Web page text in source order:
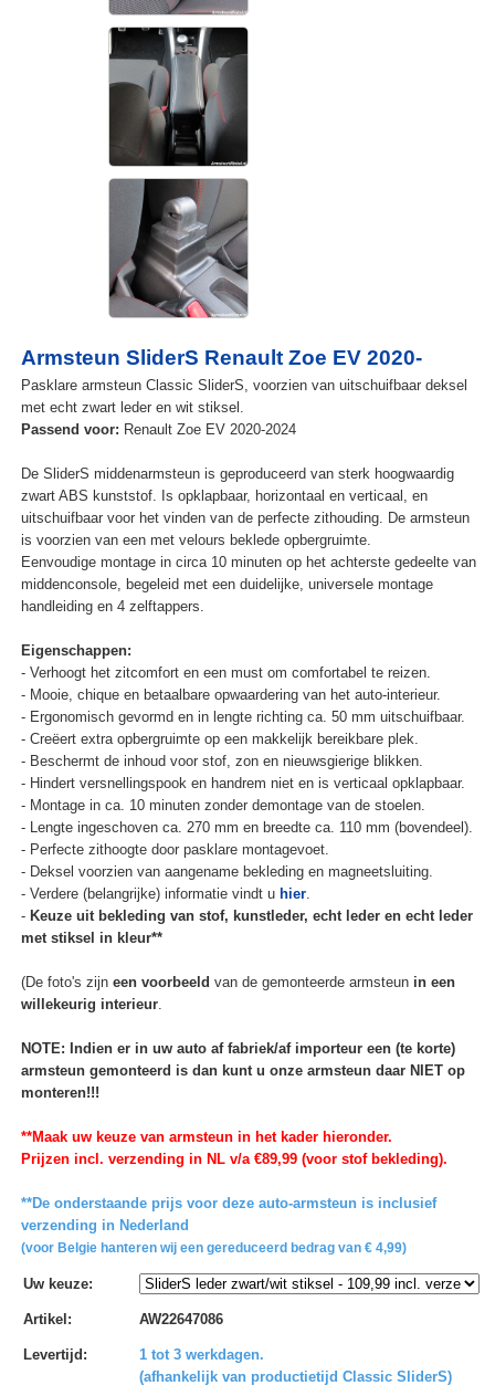
Armsteun SliderS Renault Zoe EV 2020-
Pasklare armsteun Classic SliderS, voorzien van uitschuifbaar deksel
met echt zwart leder en wit stiksel.
Passend voor: Renault Zoe EV 2020-2024
De SliderS middenarmsteun is geproduceerd van sterk hoogwaardig
zwart ABS kunststof. Is opklapbaar, horizontaal en verticaal, en
uitschuifbaar voor het vinden van de perfecte zithouding. De armsteun
is voorzien van een met velours beklede opbergruimte.
Eenvoudige montage in circa 10 minuten op het achterste gedeelte van
middenconsole, begeleid met een duidelijke, universele montage
handleiding en 4 zelftappers.
Eigenschappen:
- Verhoogt het zitcomfort en een must om comfortabel te reizen.
- Mooie, chique en betaalbare opwaardering van het auto-interieur.
- Ergonomisch gevormd en in lengte richting ca. 50 mm uitschuifbaar.
- Creëert extra opbergruimte op een makkelijk bereikbare plek.
- Beschermt de inhoud voor stof, zon en nieuwsgierige blikken.
- Hindert versnellingspook en handrem niet en is verticaal opklapbaar.
- Montage in ca. 10 minuten zonder demontage van de stoelen.
- Lengte ingeschoven ca. 270 mm en breedte ca. 110 mm (bovendeel).
- Perfecte zithoogte door pasklare montagevoet.
- Deksel voorzien van aangename bekleding en magneetsluiting.
- Verdere (belangrijke) informatie vindt u hier.
- Keuze uit bekleding van stof, kunstleder, echt leder en echt leder
met stiksel in kleur**
(De foto's zijn een voorbeeld van de gemonteerde armsteun in een
willekeurig interieur.
NOTE: Indien er in uw auto af fabriek/af importeur een (te korte)
armsteun gemonteerd is dan kunt u onze armsteun daar NIET op
monteren!!!
**Maak uw keuze van armsteun in het kader hieronder.
Prijzen incl. verzending in NL v/a €89,99 (voor stof bekleding).
**De onderstaande prijs voor deze auto-armsteun is inclusief
verzending in Nederland
(voor Belgie hanteren wij een gereduceerd bedrag van € 4,99)
Uw keuze:
Artikel : AW22647086
Levertijd :
1 tot 3 werkdagen.
(afhankelijk van productietijd Classic SliderS)